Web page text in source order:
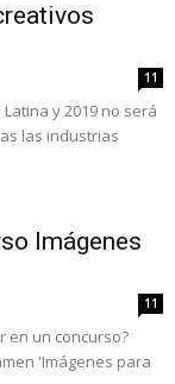
11
y 2019 no será
las industrias
Imágenes
11
en un concurso?
'Imágenes para